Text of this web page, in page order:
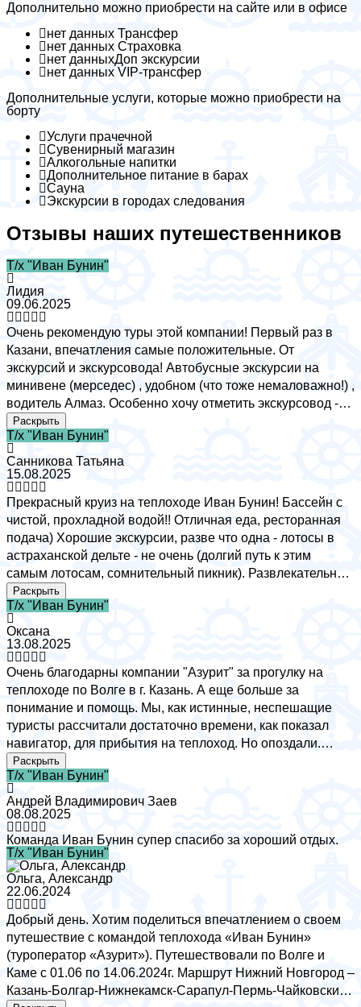
Дополнительно можно приобрести на сайте или в офисе
нет данных Трансфер
нет данных Страховка
нет данныхДоп экскурсии
нет данных VIP-трансфер
Дополнительные услуги, которые можно приобрести на
борту
Услуги прачечной
Сувенирный магазин
Алкогольные напитки
Дополнительное питание в барах
Сауна
Экскурсии в городах следования
Отзывы наших путешественников
Т/х "Иван Бунин"
Лидия
09.06.2025
Очень рекомендую туры этой компании! Первый раз в
Казани, впечатления самые положительные. От
экскурсий и экскурсовода! Автобусные экскурсии на
минивене (мерседес) , удобном (что тоже немаловажно!) ,
водитель Алмаз. Особенно хочу отметить экскурсовод -
Зульфия! Потрясающий человек, очень интересно (не
нудно) все рассказывают, любит свою профессию душой.
Отношение ко мне всем очень внимательное. Пешие и
автобусные экскурсии очень позновательные и
интересные. Рекомендую всем на личном опыте!
Раскрыть
Т/х "Иван Бунин"
Санникова Татьяна
15.08.2025
Прекрасный круиз на теплоходе Иван Бунин! Бассейн с
чистой, прохладной водой!! Отличная еда, ресторанная
подача) Хорошие экскурсии, разве что одна - лотосы в
астраханской дельте - не очень (долгий путь к этим
самым лотосам, сомнительный пикник). Развлекательная
программа на любые вкусы. Персонал приветливый. В
общем, впечатления самые хорошие, всем советую.
Отдых удался! Спасибо Азуриту и конечно, лично
директору круиза!
Раскрыть
Т/х "Иван Бунин"
Оксана
13.08.2025
Очень благодарны компании "Азурит" за прогулку на
теплоходе по Волге в г. Казань. А еще больше за
понимание и помощь. Мы, как истинные, неспешащие
туристы рассчитали достаточно времени, как показал
навигатор, для прибытия на теплоход. Но опоздали.
Спасибо огромное всей команде, которых мы очень
подвели и пассажирам, которые ожидали. Отдельная
благодарность Айрату, который нас сопровождал и
просто "спасал" в последние минуты, лишь бы мы сели
на теплоход. Прогулка по Волге была назначена на
крайний день пребывания в Казани, поэтому это был
последний шанс. Красивый, чистый теплоход, с
экскурсией, музыкальным и не только сопровождением.
Никто не толпится, все организованы, чай, кофе, булочки
и т.д. на ваш выбор. Желаем процветания компании,
здоровья и успехов сотрудникам! Ребята Вы
лучшие!!!!!!!!!!!!
Раскрыть
Т/х "Иван Бунин"
Андрей Владимирович Заев
08.08.2025
Команда Иван Бунин супер спасибо за хороший отдых.
Т/х "Иван Бунин"
Ольга, Александр
22.06.2024
Добрый день. Хотим поделиться впечатлением о своем
путешествие с командой теплохода «Иван Бунин»
(туроператор «Азурит»). Путешествовали по Волге и
Каме с 01.06 по 14.06.2024г. Маршрут Нижний Новгород –
Казань-Болгар-Нижнекамск-Сарапул-Пермь-Чайковский-